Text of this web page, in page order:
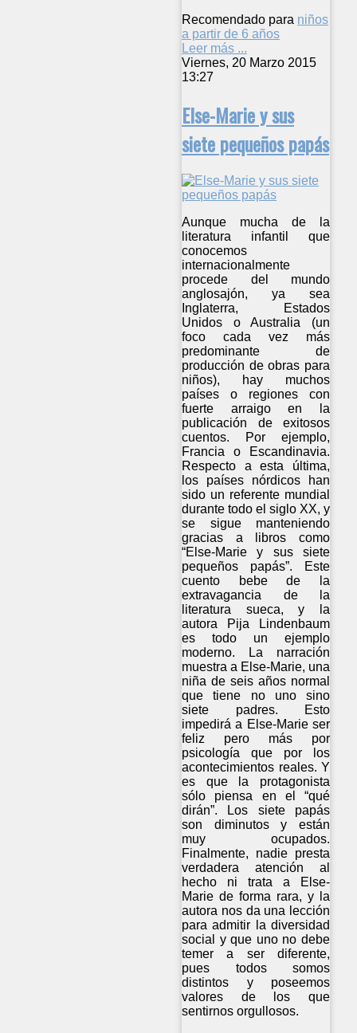
Recomendado para niños
a partir de 6 años
Leer más ...
Viernes, 20 Marzo 2015
13:27
Else-Marie y sus
siete pequeños papás
Aunque mucha de la
literatura infantil que
conocemos
internacionalmente
procede del mundo
anglosajón, ya sea
Inglaterra, Estados
Unidos o Australia (un
foco cada vez más
predominante de
producción de obras para
niños), hay muchos
países o regiones con
fuerte arraigo en la
publicación de exitosos
cuentos. Por ejemplo,
Francia o Escandinavia.
Respecto a esta última,
los países nórdicos han
sido un referente mundial
durante todo el siglo XX, y
se sigue manteniendo
gracias a libros como
“Else-Marie y sus siete
pequeños papás”. Este
cuento bebe de la
extravagancia de la
literatura sueca, y la
autora Pija Lindenbaum
es todo un ejemplo
moderno. La narración
muestra a Else-Marie, una
niña de seis años normal
que tiene no uno sino
siete padres. Esto
impedirá a Else-Marie ser
feliz pero más por
psicología que por los
acontecimientos reales. Y
es que la protagonista
sólo piensa en el “qué
dirán”. Los siete papás
son diminutos y están
muy ocupados.
Finalmente, nadie presta
verdadera atención al
hecho ni trata a Else-
Marie de forma rara, y la
autora nos da una lección
para admitir la diversidad
social y que uno no debe
temer a ser diferente,
pues todos somos
distintos y poseemos
valores de los que
sentirnos orgullosos.